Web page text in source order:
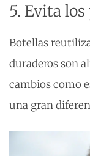
5. Evita
Botellas
duraderos son
cambios como
una gran